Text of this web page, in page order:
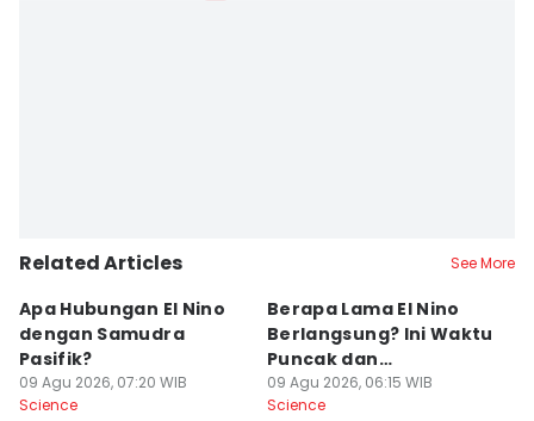
Related Articles See More
Apa Hubungan El Nino
dengan Samudra
Pasifik?
09 Agu 2026, 07:20 WIB
Science
Berapa Lama El Nino
Berlangsung? Ini Waktu
Puncak dan
Penyebabnya
09 Agu 2026, 06:15 WIB
Science